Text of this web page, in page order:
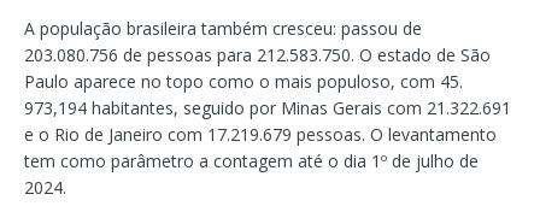
A população brasileira também cresceu: passou de
203.080.756 de pessoas para 212.583.750. O estado de São
Paulo aparece no topo como o mais populoso, com 45.
973,194 habitantes, seguido por Minas Gerais com 21.322.691
e o Rio de Janeiro com 17.219.679 pessoas. O levantamento
tem como parâmetro a contagem até o dia 1º de julho de
2024.